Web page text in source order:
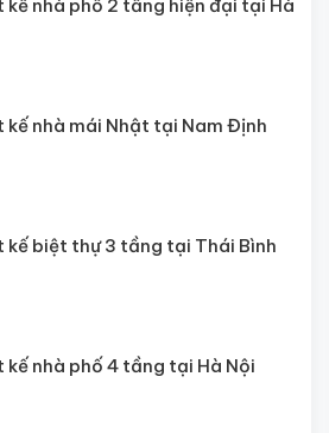
kế nhà phố 2 tầng hiện đại tại Hà
kế nhà mái Nhật tại Nam Định
kế biệt thự 3 tầng tại Thái Bình
kế nhà phố 4 tầng tại Hà Nội